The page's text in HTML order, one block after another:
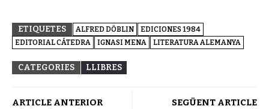
ETIQUETES ALFRED DÖBLIN
EDICIONES 1984
EDITORIAL CÁTEDRA
IGNASI MENA LITERATURA ALEMANYA
CATEGORIES LLIBRES
ARTICLE ANTERIOR SEGÜENT ARTICLE